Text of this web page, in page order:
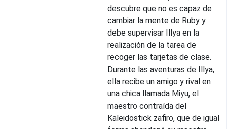
descubre que no es capaz de
cambiar la mente de Ruby y
debe supervisar Illya en la
realización de la tarea de
recoger las tarjetas de clase.
Durante las aventuras de Illya,
ella recibe un amigo y rival en
una chica llamada Miyu, el
maestro contraída del
Kaleidostick zafiro, que de igual